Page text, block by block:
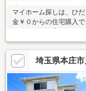
マイホーム探しは、ひ
金￥０からの住宅購入
スピーディーです。 ■
です。 ■ご希望の方に
■お忙しいときは現地待
希望大歓迎です! ■住宅
い致します。
埼玉県本庄